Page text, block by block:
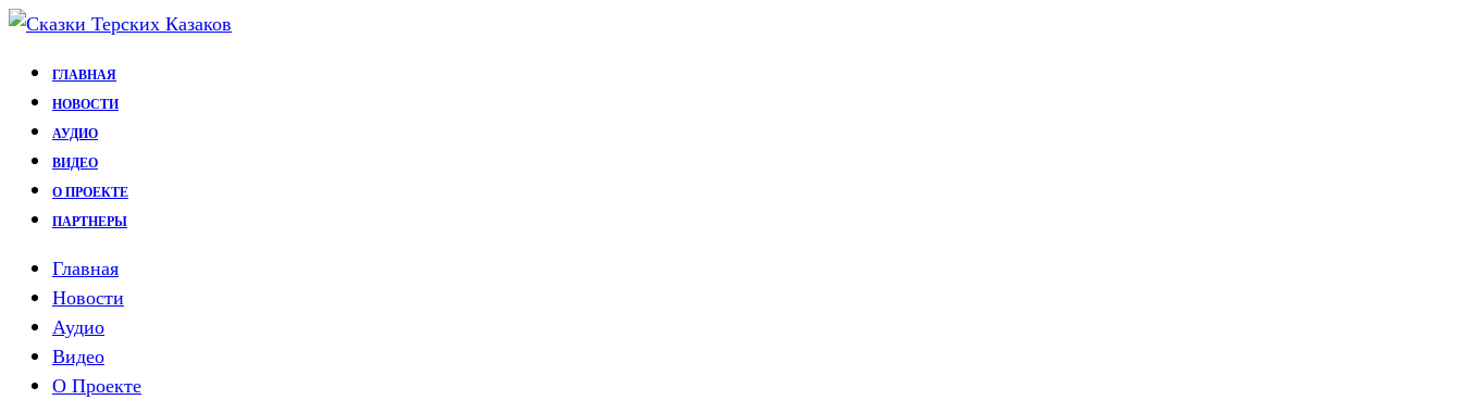
Перейти
содержимому
ГЛАВНАЯ
НОВОСТИ
АУДИО
ВИДЕО
О ПРОЕКТЕ
ПАРТНЕРЫ
Главная
Новости
Аудио
Видео
О Проекте